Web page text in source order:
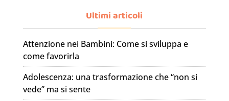
Ultimi articoli
Attenzione nei Bambini: Come si sviluppa e
come favorirla
Adolescenza: una trasformazione che “non si
vede” ma si sente